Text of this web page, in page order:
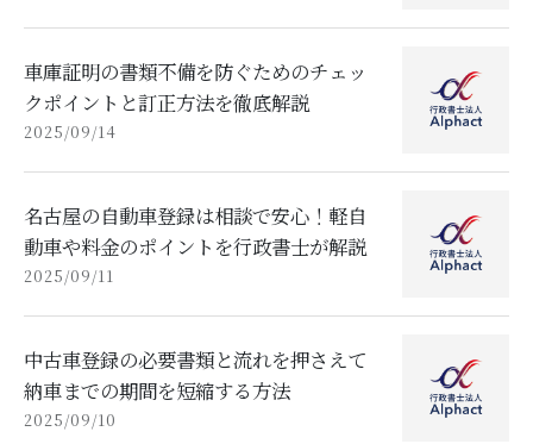
車庫証明の書類不備を防ぐためのチェッ
クポイントと訂正方法を徹底解説
2025/09/14
名古屋の自動車登録は相談で安心！軽自
動車や料金のポイントを行政書士が解説
2025/09/11
中古車登録の必要書類と流れを押さえて
納車までの期間を短縮する方法
2025/09/10